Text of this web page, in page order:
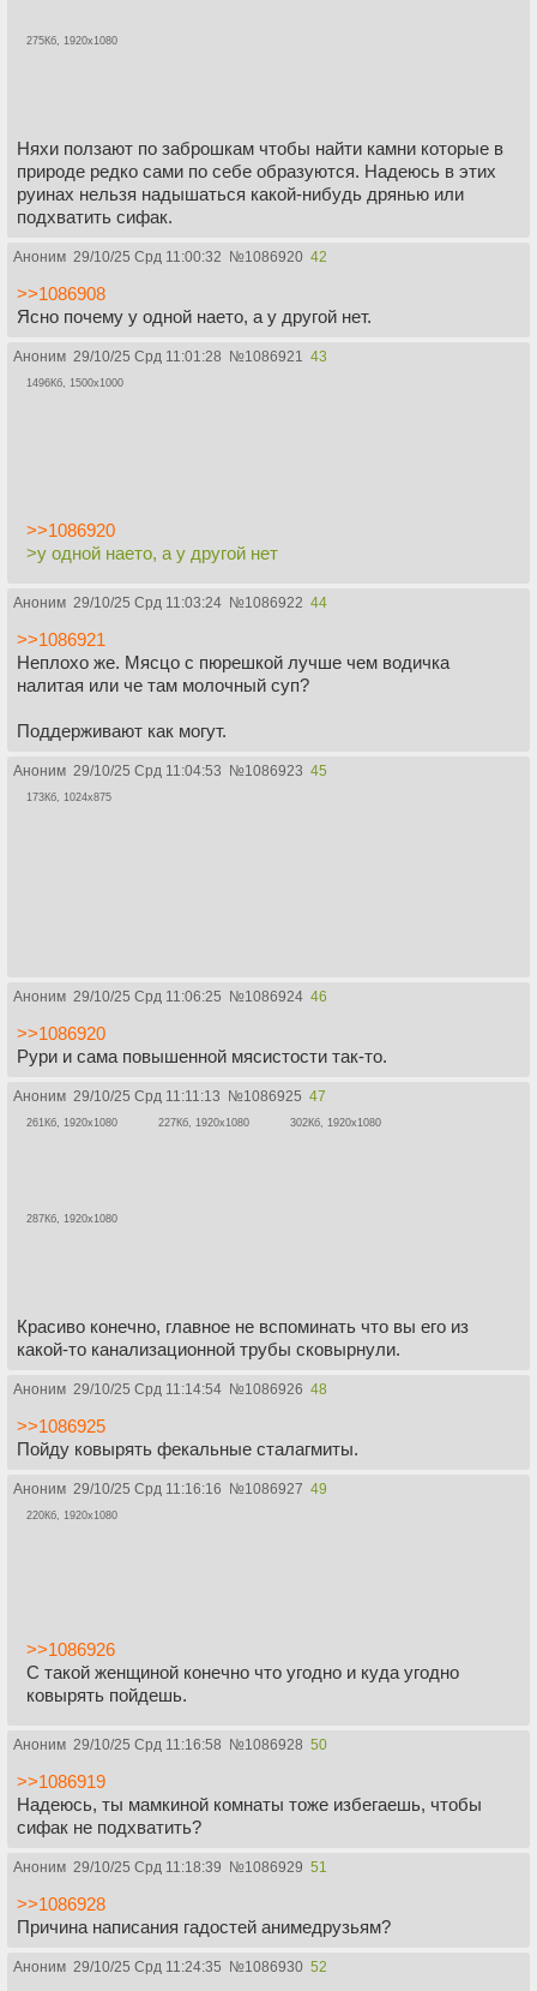
275Кб, 1920x1080
Няхи ползают по заброшкам чтобы найти камни которые в
природе редко сами по себе образуются. Надеюсь в этих
руинах нельзя надышаться какой-нибудь дрянью или
подхватить сифак.
Аноним 29/10/25 Срд 11:00:32 №1086920 42
>>1086908
Ясно почему у одной наето, а у другой нет.
Аноним 29/10/25 Срд 11:01:28 №1086921 43
1496Кб, 1500x1000
>>1086920
>у одной наето, а у другой нет
Аноним 29/10/25 Срд 11:03:24 №1086922 44
>>1086921
Неплохо же. Мясцо с пюрешкой лучше чем водичка
налитая или че там молочный суп?
Поддерживают как могут.
Аноним 29/10/25 Срд 11:04:53 №1086923 45
173Кб, 1024x875
Аноним 29/10/25 Срд 11:06:25 №1086924 46
>>1086920
Рури и сама повышенной мясистости так-то.
Аноним 29/10/25 Срд 11:11:13 №1086925 47
261Кб, 1920x1080 227Кб, 1920x1080 302Кб, 1920x1080
287Кб, 1920x1080
Красиво конечно, главное не вспоминать что вы его из
какой-то канализационной трубы сковырнули.
Аноним 29/10/25 Срд 11:14:54 №1086926 48
>>1086925
Пойду ковырять фекальные сталагмиты.
Аноним 29/10/25 Срд 11:16:16 №1086927 49
220Кб, 1920x1080
>>1086926
С такой женщиной конечно что угодно и куда угодно
ковырять пойдешь.
Аноним 29/10/25 Срд 11:16:58 №1086928 50
>>1086919
Надеюсь, ты мамкиной комнаты тоже избегаешь, чтобы
сифак не подхватить?
Аноним 29/10/25 Срд 11:18:39 №1086929 51
>>1086928
Причина написания гадостей анимедрузьям?
Аноним 29/10/25 Срд 11:24:35 №1086930 52